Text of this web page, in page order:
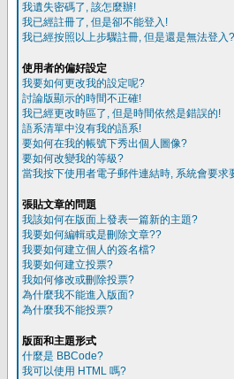
我遺失密碼了, 該怎麼辦!
我已經註冊了, 但是卻不能登入!
我已經按照以上步驟註冊, 但是還是無法登入
使用者的偏好設定
我要如何更改我的設定呢?
討論版顯示的時間不正確!
我已經更改時區了, 但是時間依然是錯誤的!
語系清單中沒有我的語系!
要如何在我的帳號下秀出個人圖像?
要如何改變我的等級?
當我按下使用者電子郵件連結時, 系統會要求
張貼文章的問題
我該如何在版面上發表一篇新的主題?
我要如何編輯或是刪除文章??
我要如何建立個人的簽名檔?
我要如何建立投票?
我如何修改或刪除投票?
為什麼我不能進入版面?
為什麼我不能投票?
版面和主題形式
什麼是 BBCode?
我可以使用 HTML 嗎?